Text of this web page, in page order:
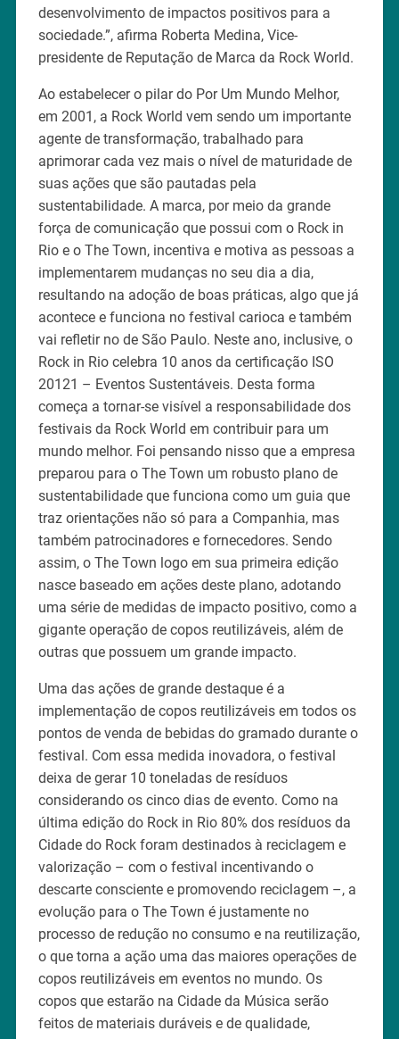
desenvolvimento de impactos positivos para a
sociedade.”, afirma Roberta Medina, Vice-
presidente de Reputação de Marca da Rock World.
Ao estabelecer o pilar do Por Um Mundo Melhor,
em 2001, a Rock World vem sendo um importante
agente de transformação, trabalhado para
aprimorar cada vez mais o nível de maturidade de
suas ações que são pautadas pela
sustentabilidade. A marca, por meio da grande
força de comunicação que possui com o Rock in
Rio e o The Town, incentiva e motiva as pessoas a
implementarem mudanças no seu dia a dia,
resultando na adoção de boas práticas, algo que já
acontece e funciona no festival carioca e também
vai refletir no de São Paulo. Neste ano, inclusive, o
Rock in Rio celebra 10 anos da certificação ISO
20121 – Eventos Sustentáveis. Desta forma
começa a tornar-se visível a responsabilidade dos
festivais da Rock World em contribuir para um
mundo melhor. Foi pensando nisso que a empresa
preparou para o The Town um robusto plano de
sustentabilidade que funciona como um guia que
traz orientações não só para a Companhia, mas
também patrocinadores e fornecedores. Sendo
assim, o The Town logo em sua primeira edição
nasce baseado em ações deste plano, adotando
uma série de medidas de impacto positivo, como a
gigante operação de copos reutilizáveis, além de
outras que possuem um grande impacto.
Uma das ações de grande destaque é a
implementação de copos reutilizáveis em todos os
pontos de venda de bebidas do gramado durante o
festival. Com essa medida inovadora, o festival
deixa de gerar 10 toneladas de resíduos
considerando os cinco dias de evento. Como na
última edição do Rock in Rio 80% dos resíduos da
Cidade do Rock foram destinados à reciclagem e
valorização – com o festival incentivando o
descarte consciente e promovendo reciclagem –, a
evolução para o The Town é justamente no
processo de redução no consumo e na reutilização,
o que torna a ação uma das maiores operações de
copos reutilizáveis em eventos no mundo. Os
copos que estarão na Cidade da Música serão
feitos de materiais duráveis e de qualidade,